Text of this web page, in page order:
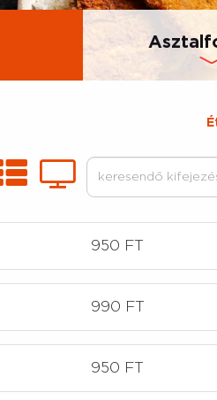
950 FT
990 FT
950 FT